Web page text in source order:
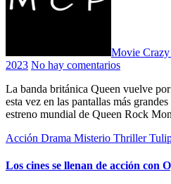
Movie Crazy
2023 No hay comentarios
La banda británica Queen vuelve por quinta vez al Montreal Forum,
esta vez en las pantallas más
estreno mundial de Queen Rock
Acción Drama Misterio Thriller
Los cines se llenan de acción con